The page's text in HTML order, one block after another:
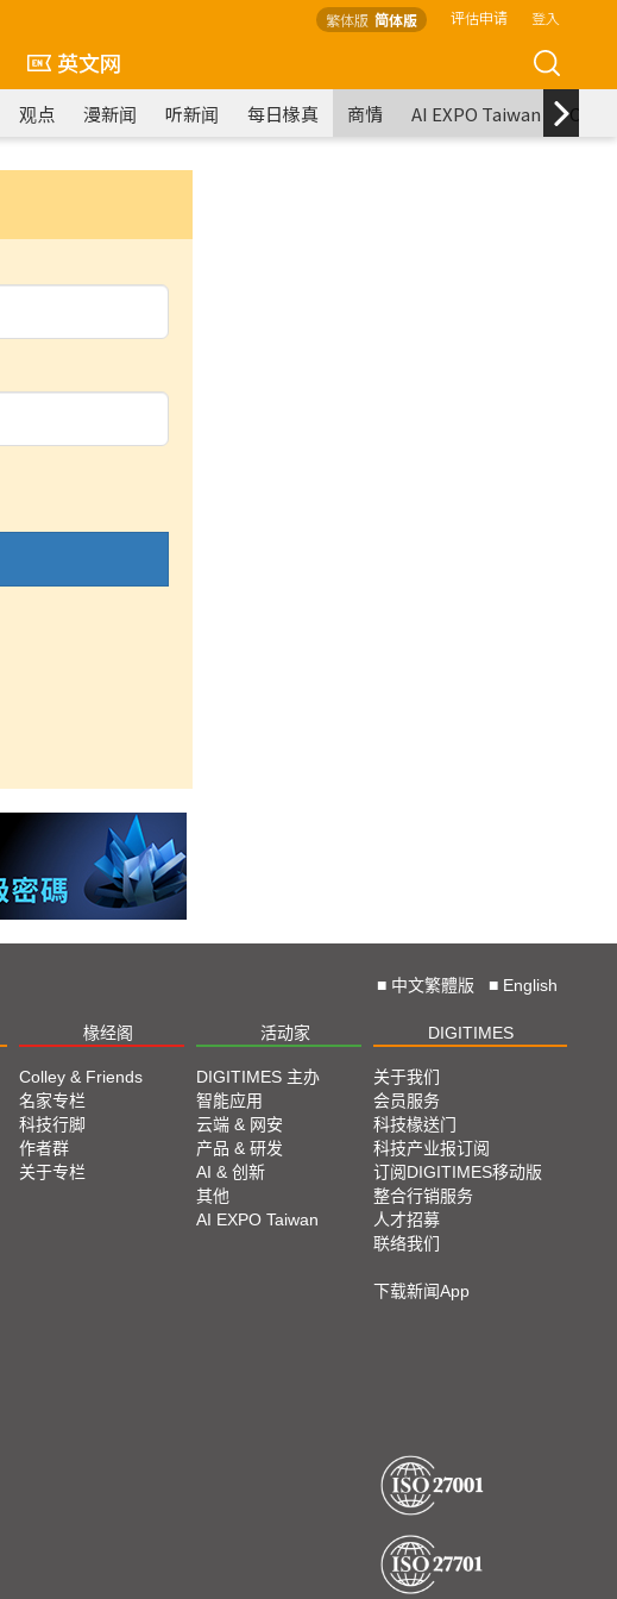
繁体版 简体版 评估申请 登入
英文网
观点 漫新闻 听新闻 每日椽真 商情 AI EXPO Taiwan
■ 中文繁體版 ■ English
椽经阁 活动家 DIGITIMES
Colley & Friends
名家专栏
科技行脚
作者群
关于专栏
DIGITIMES 主办
智能应用
云端 & 网安
产品 & 研发
AI & 创新
其他
AI EXPO Taiwan
关于我们
会员服务
科技椽送门
科技产业报订阅
订阅DIGITIMES移动版
整合行销服务
人才招募
联络我们
下载新闻App